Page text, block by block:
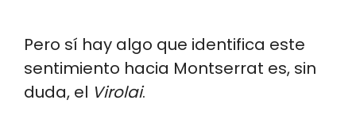
Pero sí hay algo que identifica este
sentimiento hacia Montserrat es, sin
duda, el Virolai.